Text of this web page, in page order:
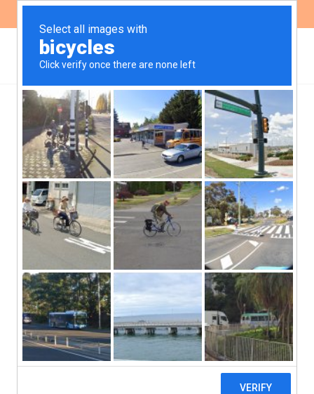
FUNDEPS presentó
informe en la 65ª sesión
del Comité de la CEDAW
de Naciones Unidas